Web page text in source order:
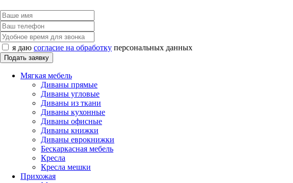
я даю согласие на обработку персональных данных
Мягкая мебель
Диваны прямые
Диваны угловые
Диваны из ткани
Диваны кухонные
Диваны офисные
Диваны книжки
Диваны еврокнижки
Бескаркасная мебель
Кресла
Кресла мешки
Прихожая